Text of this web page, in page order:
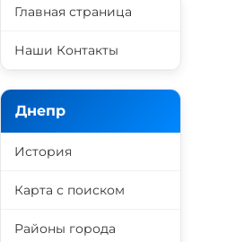
Главная страница
Наши Контакты
Днепр
История
Карта с поиском
Районы города